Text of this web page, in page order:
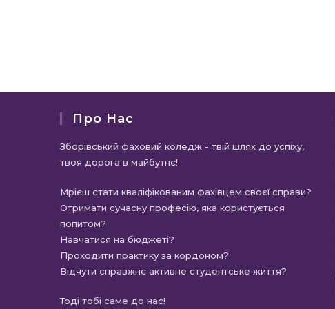
Про Нас
Зборівський фаховий коледж - твій шлях до успіху,
твоя дорога в майбутнє!
Мрієш стати кваліфікованим фахівцем своєї справи?
Отримати сучасну професію, яка користується
попитом?
Навчатися на бюджеті?
Проходити практику за кордоном?
Відчути справжнє активне студентське життя?
Тоді тобі саме до нас!